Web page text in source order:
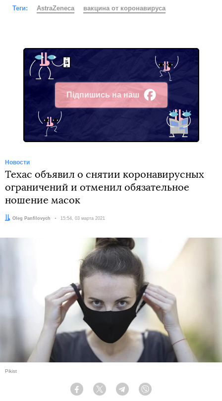
Теги: AstraZeneca вакцина от коронавируса
Підпишись на наш
Facebook
Новости
Техас объявил о снятии коронавирусных
ограничений и отменил обязательное
ношение масок
Автор:
Oleg Panfilovych Дата:
15:54, 03 марта 2021
Pikist
Facebook Twitter Telegram